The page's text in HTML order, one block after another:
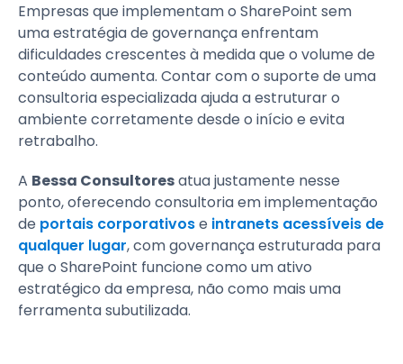
Empresas que implementam o SharePoint sem
uma estratégia de governança enfrentam
dificuldades crescentes à medida que o volume de
conteúdo aumenta. Contar com o suporte de uma
consultoria especializada ajuda a estruturar o
ambiente corretamente desde o início e evita
retrabalho.
A Bessa Consultoresatua justamente nesse
ponto, oferecendo consultoria em implementação
de portais corporativose intranets acessíveis de
qualquer lugar, com governança estruturada para
que o SharePoint funcione como um ativo
estratégico da empresa, não como mais uma
ferramenta subutilizada.